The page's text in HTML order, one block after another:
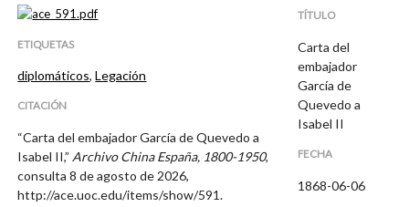
ETIQUETAS
diplomáticos,Legación
CITACIÓN
“Carta del embajador García de Quevedo a
Isabel II,” Archivo China España, 1800-1950,
consulta 8 de agosto de 2026,
http://ace.uoc.edu/items/show/591.
TÍTULO
Carta del
embajador
García de
Quevedo a
Isabel II
FECHA
1868-06-06